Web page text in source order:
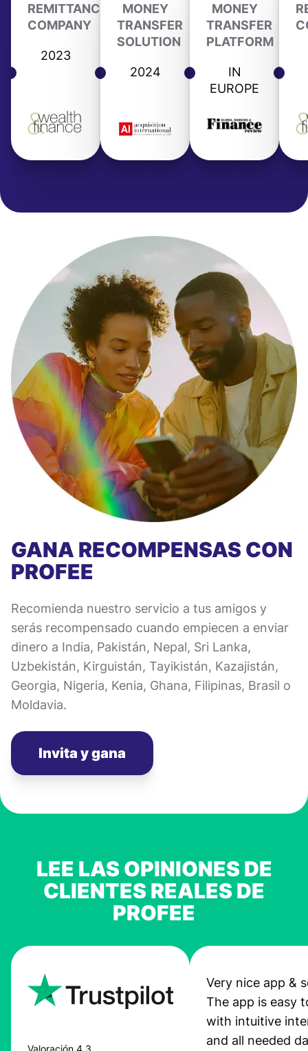
REMITTANCE
COMPANY
2023
MONEY
TRANSFER
SOLUTION
2024
MONEY
TRANSFER
PLATFORM
IN
EUROPE
GANA RECOMPENSAS CON
PROFEE
Recomienda nuestro servicio a tus amigos y
serás recompensado cuando empiecen a enviar
dinero a India, Pakistán, Nepal, Sri Lanka,
Uzbekistán, Kirguistán, Tayikistán, Kazajistán,
Georgia, Nigeria, Kenia, Ghana, Filipinas, Brasil o
Moldavia.
Invita y gana
LEE LAS OPINIONES DE
CLIENTES REALES DE
PROFEE
Valoración 4,3
Very nice app &
The app is easy
with intuitive
and all needed